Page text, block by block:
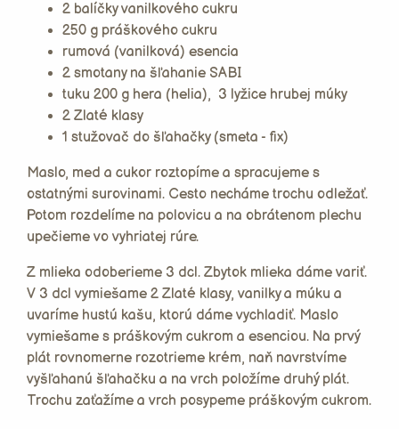
2 balíčky vanilkového cukru
250 g práškového cukru
rumová (vanilková) esencia
2 smotany na šľahanie SABI
tuku 200 g hera (helia), 3 lyžice hrubej múky
2 Zlaté klasy
1 stužovač do šľahačky (smeta - fix)
Maslo, med a cukor roztopíme a spracujeme s
ostatnými surovinami. Cesto necháme trochu odležať.
Potom rozdelíme na polovicu a na obrátenom plechu
upečieme vo vyhriatej rúre.
Z mlieka odoberieme 3 dcl. Zbytok mlieka dáme variť.
V 3 dcl vymiešame 2 Zlaté klasy, vanilky a múku a
uvaríme hustú kašu, ktorú dáme vychladiť. Maslo
vymiešame s práškovým cukrom a esenciou. Na prvý
plát rovnomerne rozotrieme krém, naň navrstvíme
vyšľahanú šľahačku a na vrch položíme druhý plát.
Trochu zaťažíme a vrch posypeme práškovým cukrom.